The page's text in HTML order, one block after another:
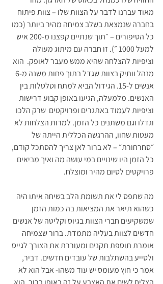
מאוד עברנו לדבר על הצוות שלו – צוות פיתוח
בחברה שנמצאת בשלב צמיחה מהיר ביותר (כמו
כל הסיפורים – ״תוך שנתיים קפצנו מ-200 איש
למעל 1000 ״). זו חברה עם מיתוג מעולה
וציפיות להצלחה שהיא ממש מעבר לאופק.  הוא
אנשים ל-15. הגידול הביא למתח וטלטלות בין
האנשים. מלמעלה, הגיעו באופן קבוע דרישות
וציפיות לעמוד באתגרים ופרויקטים  שרק הלכו
וגדלו וגם משתנים כל הזמן. למרות הצלחות לא
מעטות שחוו, ההרגשה הכללית הייתה של
״סחרחורת״ – לא ברור לאן צריך להסתכל קודם,
כל הזמן היו שינויים במי עושה מה ואיך מביאים
פרויקטים לסיום מהיר ומוצלח.
מה שתפס לי את תשומת הלב בשיחה איתו היה
כשהוא תיאר את המציאות בה כמות הזמן
שמשקיעים חברי הצוות בגיוס וקליטה של אנשים
חדשים לצוות בעליה מתמדת. ברור שצמיחה
אומרת תוספת תקנים ומעוררת את הצורך לגייס
ולסייע בהשתלבות של עובדים חדשים. דביר,
אמר כי חוץ מעומס יש עוד משהו- אבל הוא לא